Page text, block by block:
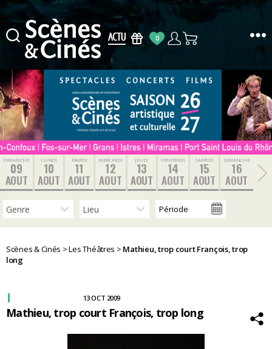
&
Cinés
0
DIMANCHE
09
AOUT
LUNDI
10
AOUT
MARDI
11
AOUT
MERCREDI
12
AOUT
JEUDI
13
AOUT
VENDREDI
14
AOUT
SAMEDI
15
AOUT
DIMANCHE
16
AOUT
Scènes & Cinés >Les Théâtres > Mathieu, trop court François, trop
long
Mathieu, trop court François, trop long
13 OCT 2009